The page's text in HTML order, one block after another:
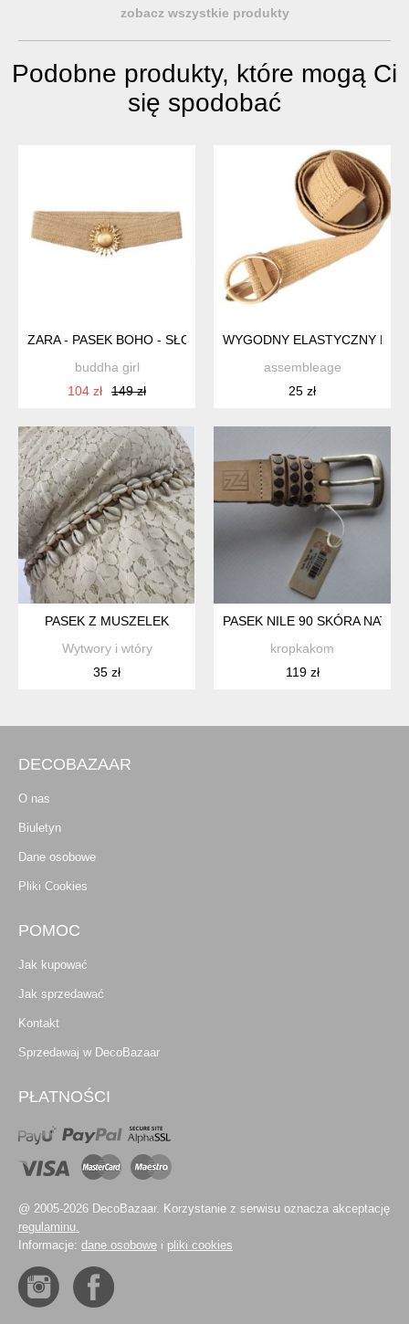
zobacz wszystkie produkty
Podobne produkty, które mogą Ci
się spodobać
ZARA - PASEK BOHO - SŁOŃCE - 80
buddha girl
104 zł
149 zł
WYGODNY ELASTYCZNY
assembleage
25 zł
PASEK Z MUSZELEK
Wytwory i wtóry
35 zł
PASEK NILE 90 SKÓRA
kropkakom
119 zł
DECOBAZAAR
O nas
Biuletyn
Dane osobowe
Pliki Cookies
POMOC
Jak kupować
Jak sprzedawać
Kontakt
Sprzedawaj w DecoBazaar
PŁATNOŚCI
@ 2005-2026 DecoBazaar. Korzystanie z serwisu oznacza akceptację
regulaminu.
Informacje: dane osobowe i pliki cookies